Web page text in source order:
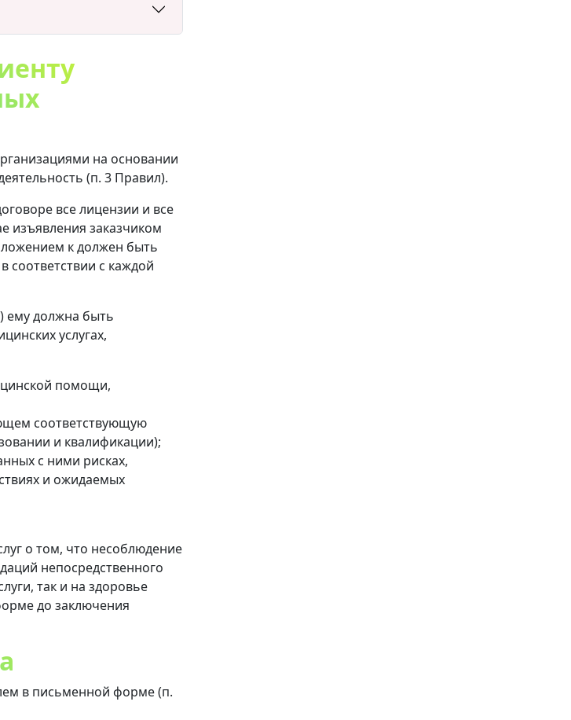
на основании
(п. 3 Правил).
все лицензии и все
изъявления заказчиком
к должен быть
соответствии с каждой
ему должна быть
услугах,
помощи,
соответствующую
и квалификации);
с ними рисках,
и ожидаемых
о том, что несоблюдение
непосредственного
так и на здоровье
до заключения
в письменной форме (п.